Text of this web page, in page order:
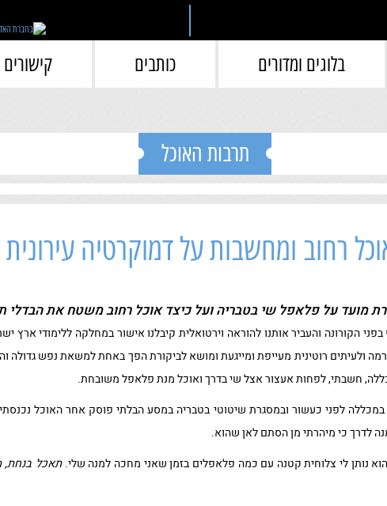
בלוגים ומדורים כותבים קישורים
תרבות האוכל
רחוב ומחשבות על דמוקרטיה עירונית
מועד על פלאפל שי בטבריה ועל כיצד אוכל רחוב משטח את הבדלי
הקורונה והעביר אותנו להוראה וירטואלית קיבלנו אישור במחלקה ללימודי
ולעיתים רוטינית מעייפת ומייגעת ומושא לביקורת הפך באחת למשאת נפש גדולה
חשבתי, לפחות אעצור אצל שי בדרך ואוכל מנת פלאפל משובחת.
במכללה לפני כעשור ובמסגרת שיטוטי בטבריה במסע הבלתי פוסק אחר האוכל
לדרך כי מיהרתי מן הסתם לאן שהוא.
נותן לי צלוחית קטנה עם כמה פלאפלים בזמן שאני מחכה למנה שלי.תאכל בנחת,